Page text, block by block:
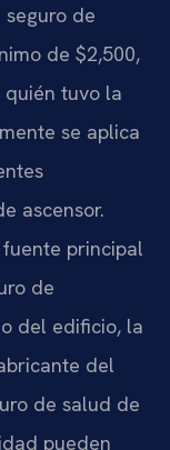
de
de $2,500,
tuvo la
se aplica
ascensor.
principal
de
del edificio, la
del
de salud de
pueden